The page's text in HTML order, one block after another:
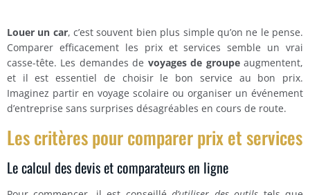
Louer un car, c’est souvent bien plus simple qu’on ne le pense.
Comparer efficacement les prix et services semble un vrai
casse-tête. Les demandes de voyages de groupeaugmentent,
et il est essentiel de choisir le bon service au bon prix.
Imaginez partir en voyage scolaire ou organiser un événement
d’entreprise sans surprises désagréables en cours de route.
Les critères pour comparer prix et services
Le calcul des devis et comparateurs en ligne